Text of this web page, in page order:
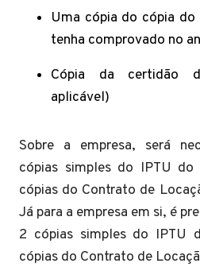
Uma cópia do cópia do
tenha comprovado no
Cópia da certidão
aplicável)
Sobre a empresa, será
cópias simples do IPTU
cópias do Contrato de
Já para a empresa em si, é
2 cópias simples do IPTU
cópias do Contrato de